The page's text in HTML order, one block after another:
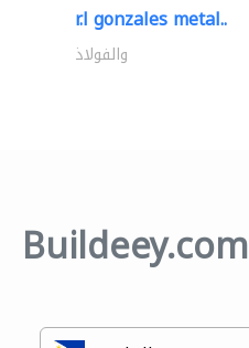
r.l gonzales metal..
والفولاذ
Buildeey.com